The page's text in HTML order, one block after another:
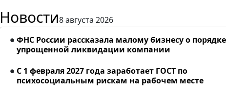
Новости8 августа 2026
ФНС России рассказала малому бизнесу о порядке
упрощенной ликвидации компании
С 1 февраля 2027 года заработает ГОСТ по
психосоциальным рискам на рабочем месте